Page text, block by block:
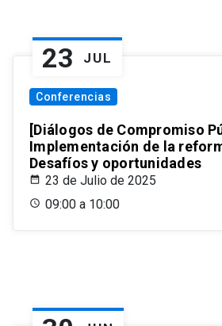
23 JUL
Conferencias
[Diálogos de Compromiso
Implementación de la
Desafíos y oportunidades
23 de Julio de 2025
09:00 a 10:00